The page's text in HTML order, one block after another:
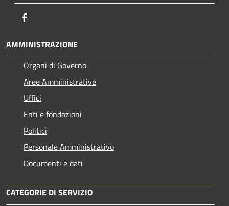
AMMINISTRAZIONE
Organi di Governo
Aree Amministrative
Uffici
Enti e fondazioni
Politici
Personale Amministrativo
Documenti e dati
CATEGORIE DI SERVIZIO